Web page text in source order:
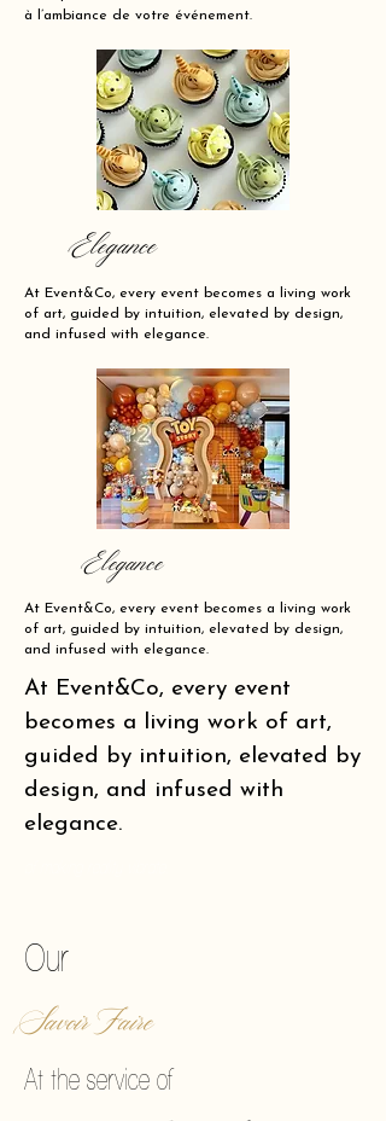
à l’ambiance de votre événement.
Elegance
At Event&Co, every event becomes a living work
of art, guided by intuition, elevated by design,
and infused with elegance.
Elegance
At Event&Co, every event becomes a living work
of art, guided by intuition, elevated by design,
and infused with elegance.
At Event&Co, every event
becomes a living work of art,
guided by intuition, elevated by
design, and infused with
elegance.
Our
Savoir Faire
At the service of